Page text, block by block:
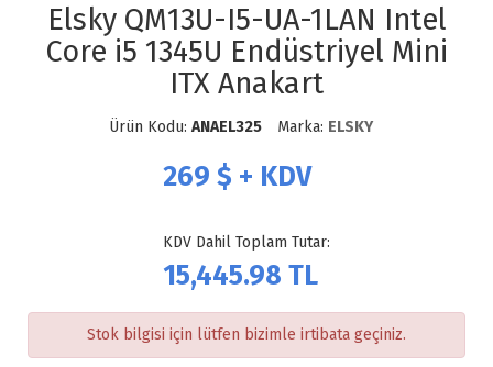
Elsky QM13U-I5-UA-1LAN Intel
Core i5 1345U Endüstriyel Mini
ITX Anakart
Ürün Kodu: ANAEL325 Marka: ELSKY
269 $ + KDV
KDV Dahil Toplam Tutar:
15,445.98 TL
Stok bilgisi için lütfen bizimle irtibata geçiniz.